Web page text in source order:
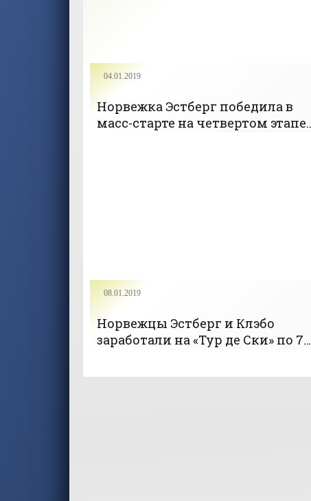
04.01.2019
Норвежка Эстберг победила в
масс-старте на четвертом этапе
08.01.2019
Норвежцы Эстберг и Клэбо
заработали на «Тур де Ски» по 70